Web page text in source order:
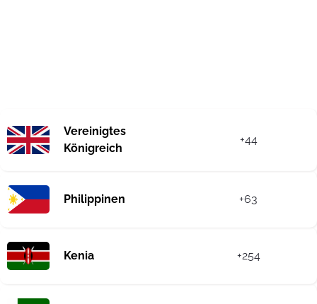
Vereinigtes
Königreich
+44
Philippinen +63
Kenia +254